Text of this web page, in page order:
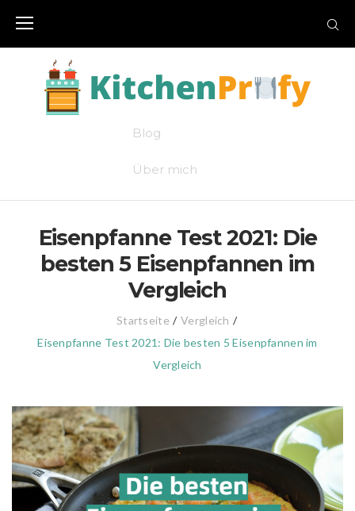
Blog
Über mich
Eisenpfanne Test 2021: Die
besten 5 Eisenpfannen im
Vergleich
Startseite / Vergleich /
Eisenpfanne Test 2021: Die besten 5 Eisenpfannen im
Vergleich